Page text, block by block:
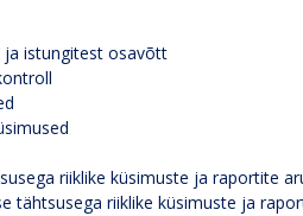
ja istungitest osavõtt
riiklike küsimuste ja raportite
tähtsusega riiklike küsimuste ja